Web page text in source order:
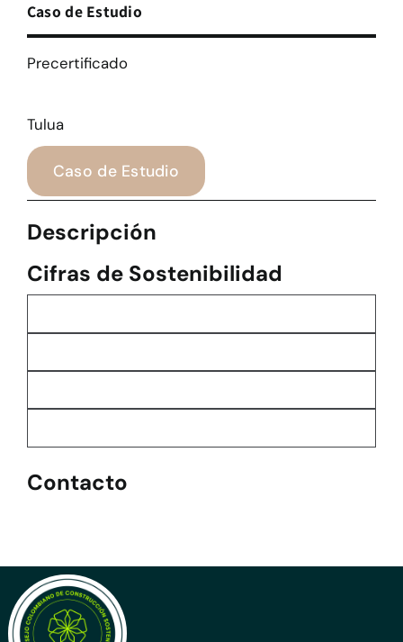
Caso de Estudio
Precertificado
Tulua
Caso de Estudio
Descripción
Cifras de Sostenibilidad
Contacto